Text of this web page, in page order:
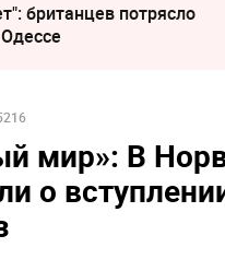
британцев потрясло
мир»: В
о